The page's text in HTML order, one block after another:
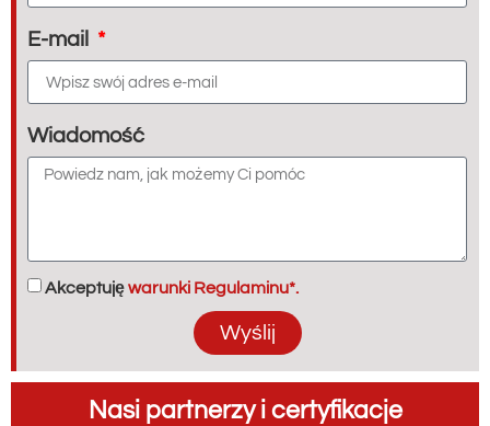
E-mail
Wiadomość
Akceptujęwarunki Regulaminu*.
Wyślij
Nasi partnerzy i certyfikacje